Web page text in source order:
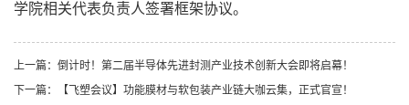
学院相关代表负责人签署框架协议。
上一篇： 倒计时！第二届半导体先进封测产业技术创新大会即将启幕！
下一篇：
【飞塑会议】功能膜材与软包装产业链大咖云集，正式官宣！